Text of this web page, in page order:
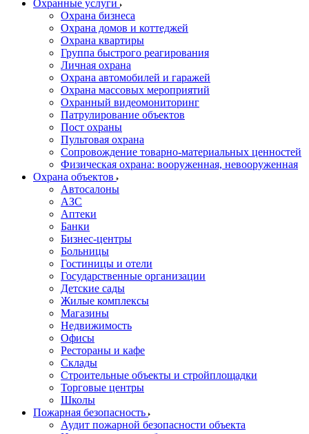
Охранные услуги
Охрана бизнеса
Охрана домов и коттеджей
Охрана квартиры
Группа быстрого реагирования
Личная охрана
Охрана автомобилей и гаражей
Охрана массовых мероприятий
Охранный видеомониторинг
Патрулирование объектов
Пост охраны
Пультовая охрана
Сопровождение товарно-материальных ценностей
Физическая охрана: вооруженная, невооруженная
Охрана объектов
Автосалоны
АЗС
Аптеки
Банки
Бизнес-центры
Больницы
Гостиницы и отели
Государственные организации
Детские сады
Жилые комплексы
Магазины
Недвижимость
Офисы
Рестораны и кафе
Склады
Строительные объекты и стройплощадки
Торговые центры
Школы
Пожарная безопасность
Аудит пожарной безопасности объекта